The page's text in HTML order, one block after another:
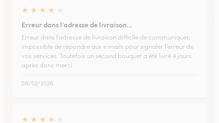
★ ★ ★ ★
Erreur dans l’adresse de livraison…
Erreur dans l’adresse de livraison difficile de communiquer,
impossible de répondre aux e.mails pour signaler l’erreur de
vos services. Toutefois un second bouquet a été livré 4 jours
après donc merci
08/02/2026
★ ★ ★ ★